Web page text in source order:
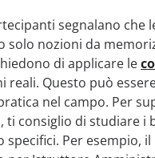
segnalano che
solo nozioni da
di applicare le
reali. Questo può
nel campo. Per
ti consiglio di studiare i
specifici. Per esempio, il